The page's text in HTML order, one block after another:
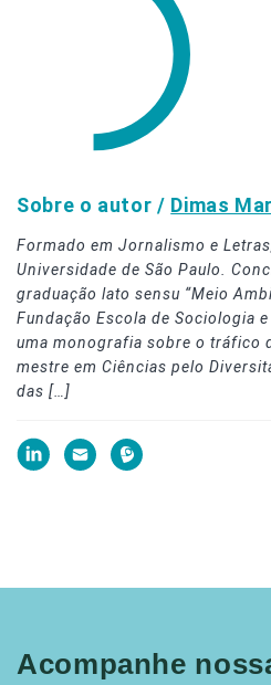
Sobre o autor / Dimas
Formado em Jornalismo e
Universidade de São Paulo.
graduação lato sensu “Meio
Fundação Escola de Sociologia
uma monografia sobre o tráfico
mestre em Ciências pelo
das […]
Acompanhe